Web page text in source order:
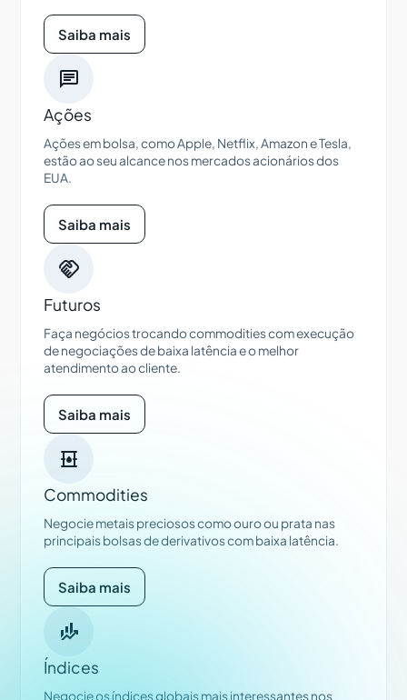
Saiba mais

Ações
Ações em bolsa, como Apple, Netflix, Amazon e Tesla,
estão ao seu alcance nos mercados acionários dos
EUA.
Saiba mais

Futuros
Faça negócios trocando commodities com execução
de negociações de baixa latência e o melhor
atendimento ao cliente.
Saiba mais

Commodities
Negocie metais preciosos como ouro ou prata nas
principais bolsas de derivativos com baixa latência.
Saiba mais

Índices
Negocie os índices globais mais interessantes nos